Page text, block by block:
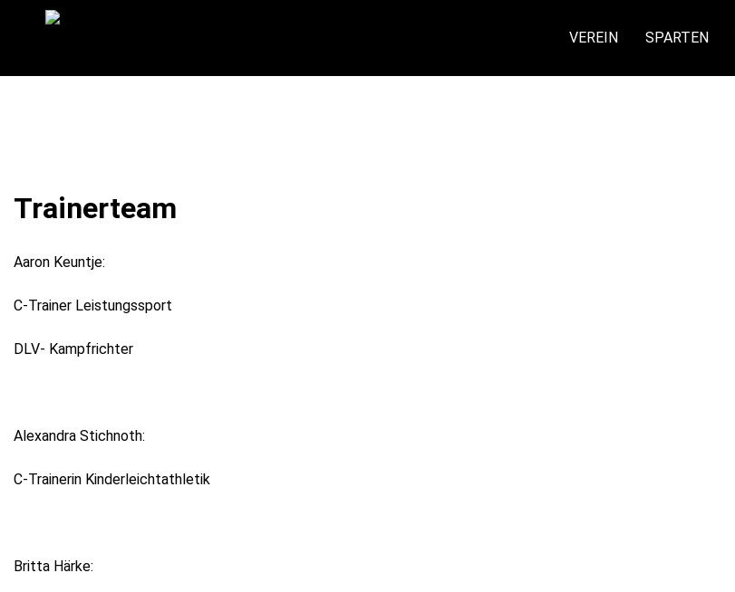
VEREIN SPARTEN
Trainerteam
Aaron Keuntje:
C-Trainer Leistungssport
DLV- Kampfrichter
Alexandra Stichnoth:
C-Trainerin Kinderleichtathletik
Britta Härke: